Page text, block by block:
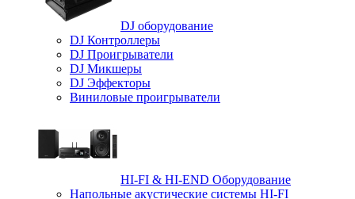
DJ оборудование
DJ Контроллеры
DJ Проигрыватели
DJ Микшеры
DJ Эффекторы
Виниловые проигрыватели
HI-FI & HI-END Оборудование
Напольные акустические системы HI-FI